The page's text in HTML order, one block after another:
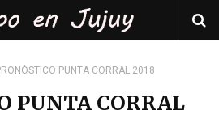
PUNTA CORRAL 2018
PUNTA CORRAL